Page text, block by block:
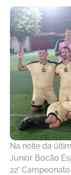
Na noite da
Junior Bocão
22°